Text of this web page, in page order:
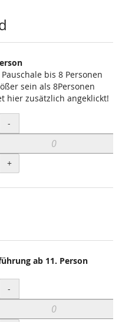
bis 8 Personen
sein als 8Personen
hier zusätzlich angeklickt!
Menge
-
+
ab 11. Person
Menge
-